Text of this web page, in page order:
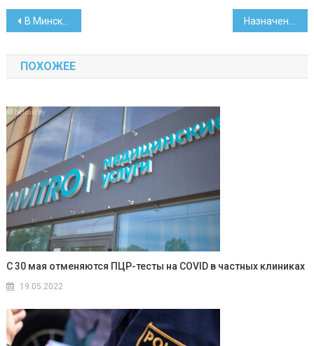
Навигация
по
записям
В Минске заработал ТРЦ «Червенский»: там открылись Green и NewYorker
ПОХОЖЕЕ
С 30 мая отменяются ПЦР-тесты на COVID в частных клиниках
19.05.2022